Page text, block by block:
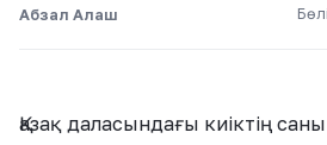
Абзал Алаш
Қазақ даласындағы киіктің